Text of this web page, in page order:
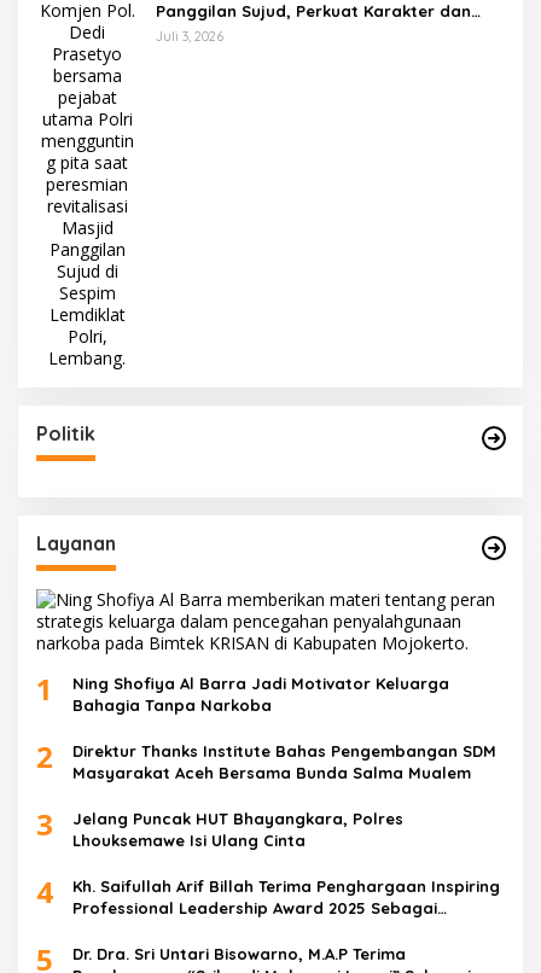
Panggilan Sujud, Perkuat Karakter dan
Kepemimpinan Polri
Juli 3, 2026
Politik
Layanan
1
Ning Shofiya Al Barra Jadi Motivator Keluarga
Bahagia Tanpa Narkoba
2
Direktur Thanks Institute Bahas Pengembangan SDM
Masyarakat Aceh Bersama Bunda Salma Mualem
3
Jelang Puncak HUT Bhayangkara, Polres
Lhouksemawe Isi Ulang Cinta
4
Kh. Saifullah Arif Billah Terima Penghargaan Inspiring
Professional Leadership Award 2025 Sebagai
5
Dr. Dra. Sri Untari Bisowarno, M.A.P Terima